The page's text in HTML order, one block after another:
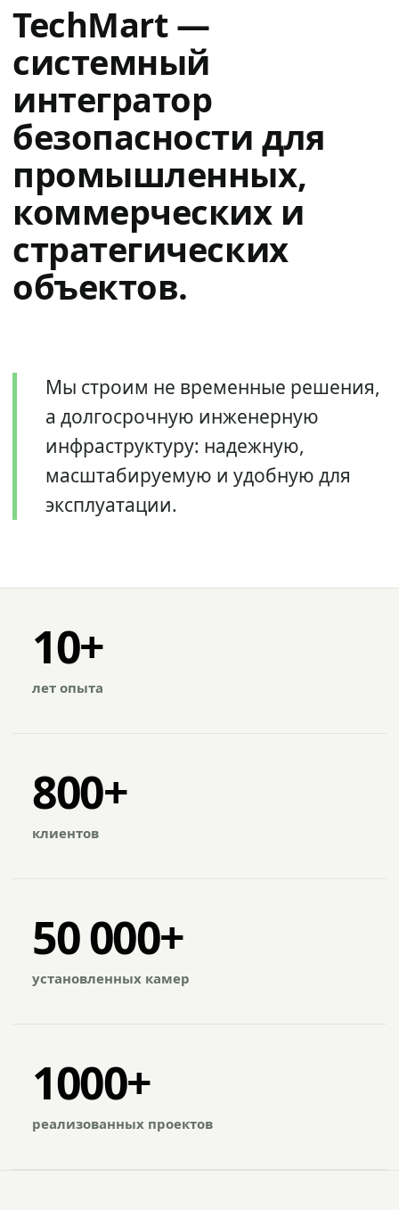
TechMart —
системный
интегратор
безопасности для
промышленных,
коммерческих и
стратегических
объектов.
Мы строим не временные решения,
а долгосрочную инженерную
инфраструктуру: надежную,
масштабируемую и удобную для
эксплуатации.
10+
лет опыта
800+
клиентов
50 000+
установленных камер
1000+
реализованных проектов